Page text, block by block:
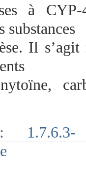
à
substances
Il s’agit
: